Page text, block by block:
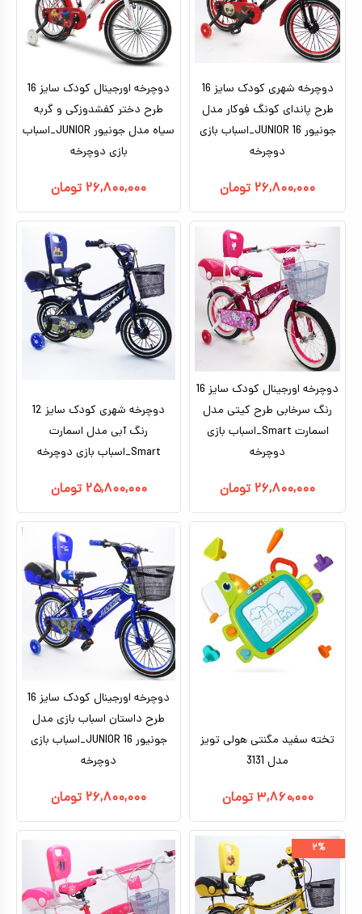
براساس کاراکتر
براساس برندها
ماشین شارژی_موتور شارژی
ماشین کنترلی
ماشین اسباب بازی
اکشن فیگور
عروسک دخترانه
ربات اسباب بازی
دیجیتال و هوشمند
بازی فکری
اسباب بازی ورزشی
موسیقی
اسباب بازی علمی
اسباب بازی مشاغل
اسباب بازی لوازم خانگی
اتاق کودک
بالای ده سال
بزرگسال
بالای ۵ میلیون تومان
بتمن
سگ های نگهبان
هری پاتر
دوچرخه شهری کودک سایز 16
طرح پاندای کونگ‌ فوکار مدل
جونیور JUNIOR 16_اسباب بازی
دوچرخه
۲۶,۸۰۰,۰۰۰ تومان
دوچرخه اورجینال کودک سایز 16
طرح دختر کفشدوزکی و گربه
سیاه مدل جونیور JUNIOR_اسباب
بازی دوچرخه
۲۶,۸۰۰,۰۰۰ تومان
دوچرخه اورجینال کودک سایز 16
رنگ سرخابی طرح کیتی مدل
اسمارت Smart_اسباب بازی
دوچرخه
۲۶,۸۰۰,۰۰۰ تومان
دوچرخه شهری کودک سایز 12
رنگ آبی مدل اسمارت
Smart_اسباب بازی دوچرخه
۲۵,۸۰۰,۰۰۰ تومان
تخته سفید مگنتی هولی تویز
مدل 3131
۳,۸۶۰,۰۰۰ تومان
دوچرخه اورجینال کودک سایز 16
طرح داستان اسباب بازی مدل
جونیور JUNIOR 16_اسباب بازی
دوچرخه
۲۶,۸۰۰,۰۰۰ تومان
۲%